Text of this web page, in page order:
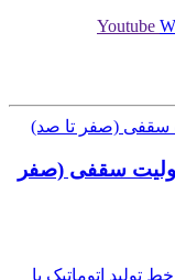
Youtube
سقفی (صفر